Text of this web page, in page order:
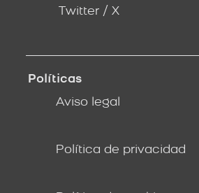
Twitter / X
Políticas
Aviso legal
Política de privacidad